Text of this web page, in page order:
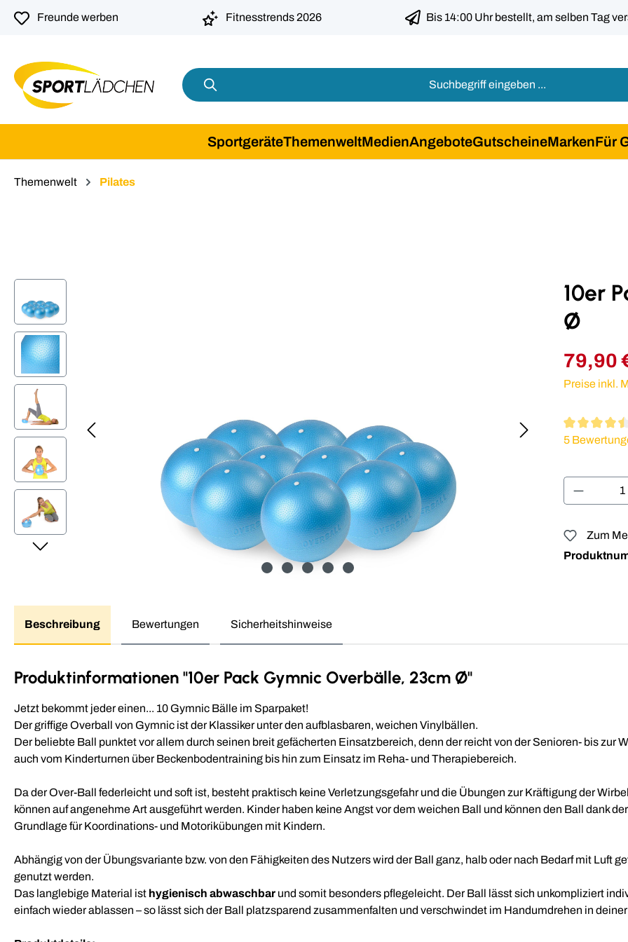
Zur Hauptnavigation springen
Freunde werben Fitnesstrends 2026 Bis 14:00 Uhr bestellt, am selben Tag
SportgeräteThemenweltMedienAngeboteGutscheineMarkenFür
Themenwelt Pilates
10er
Ø
79,90
Preise inkl.
5
Zum
Beschreibung Bewertungen Sicherheitshinweise
Produktinformationen "10er Pack Gymnic Overbälle, 23cm Ø"
Jetzt bekommt jeder einen... 10 Gymnic Bälle im Sparpaket!
Der griffige Overball von Gymnic ist der Klassiker unter den aufblasbaren, weichen Vinylbällen.
Der beliebte Ball punktet vor allem durch seinen breit gefächerten Einsatzbereich, denn der reicht von der Senioren- bis zur
auch vom Kinderturnen über Beckenbodentraining bis hin zum Einsatz im Reha- und Therapiebereich.
Da der Over-Ball federleicht und soft ist, besteht praktisch keine Verletzungsgefahr und die Übungen zur Kräftigung der
können auf angenehme Art ausgeführt werden. Kinder haben keine Angst vor dem weichen Ball und können den Ball dank
Grundlage für Koordinations- und Motorikübungen mit Kindern.
Abhängig von der Übungsvariante bzw. von den Fähigkeiten des Nutzers wird der Ball ganz, halb oder nach Bedarf mit Luft
genutzt werden.
Das langlebige Material ist hygienisch abwaschbar und somit besonders pflegeleicht. Der Ball lässt sich unkompliziert
einfach wieder ablassen – so lässt sich der Ball platzsparend zusammenfalten und verschwindet im Handumdrehen in